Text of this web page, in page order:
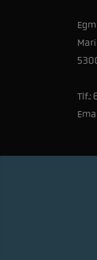
Tlf.: